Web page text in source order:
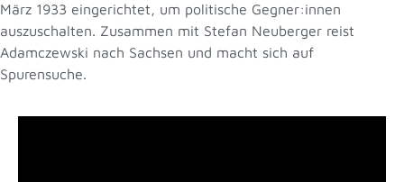
März 1933 eingerichtet, um politische Gegner:innen
auszuschalten. Zusammen mit Stefan Neuberger reist
Adamczewski nach Sachsen und macht sich auf
Spurensuche.